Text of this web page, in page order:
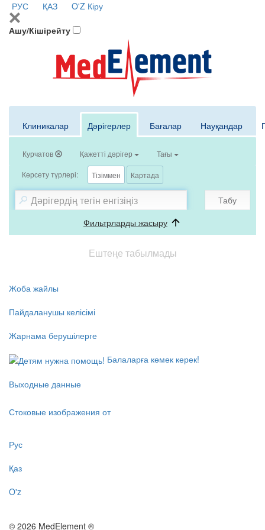
РУС ҚАЗ O'Z Кіру
Ашу/Кішірейту
Клиникалар Дәрігерлер Бағалар Науқандар
Курчатов Қажетті дәрігер Тағы
Көрсету түрлері: Тізіммен Картада
Табу
Фильтрларды жасыру
Ештеңе табылмады
Жоба жайлы
Пайдаланушы келісімі
Жарнама берушілерге
Балаларға көмек керек!
Выходные данные
Стоковые изображения от
Рус
Қаз
O'z
© 2026 MedElement ®